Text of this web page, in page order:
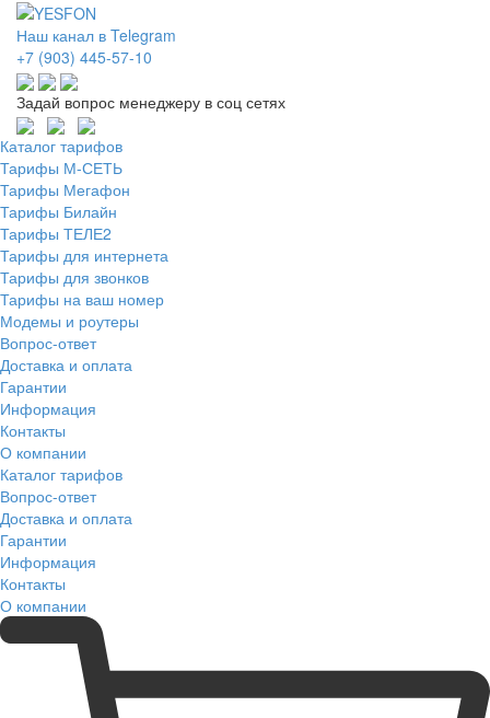
Наш канал в Telegram
+7 (903) 445-57-10
Задай вопрос менеджеру в соц сетях
Каталог тарифов
Тарифы М-СЕТЬ
Тарифы Мегафон
Тарифы Билайн
Тарифы ТЕЛЕ2
Тарифы для интернета
Тарифы для звонков
Тарифы на ваш номер
Модемы и роутеры
Вопрос-ответ
Доставка и оплата
Гарантии
Информация
Контакты
О компании
Каталог тарифов
Вопрос-ответ
Доставка и оплата
Гарантии
Информация
Контакты
О компании